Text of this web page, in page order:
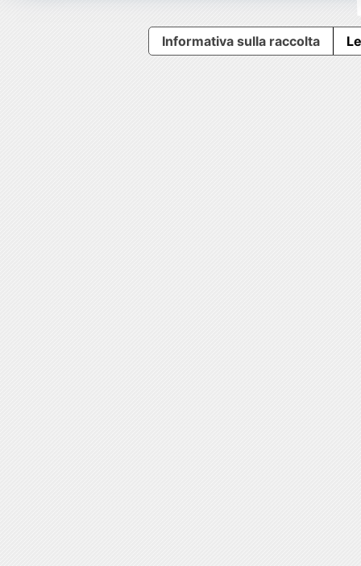
Informativa sulla raccolta